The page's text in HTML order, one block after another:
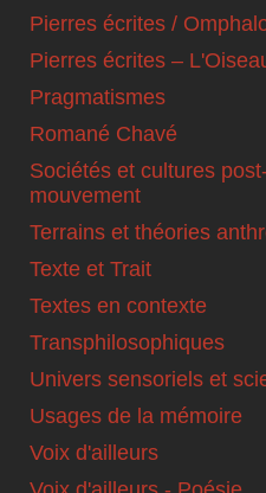
Pierres écrites /
Pierres écrites –
Pragmatismes
Romané Chavé
Sociétés et cultures
mouvement
Terrains et théories
Texte et Trait
Textes en contexte
Transphilosophiques
Univers sensoriels et
Usages de la mémoire
Voix d'ailleurs